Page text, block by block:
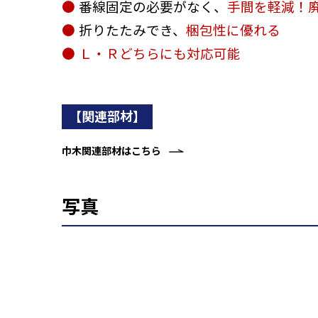
● 番線固定の必要がなく、 手間を軽減！
● 折りたたみでき、 梱包性に優れる
● Ｌ・Ｒどちらにも対応可能
【関連部材】
巾木関連部材はこちら
写真